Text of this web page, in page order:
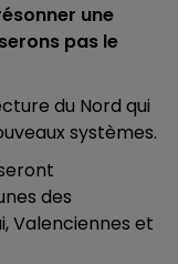
une
pas le
du Nord qui
systèmes.
des
Valenciennes et